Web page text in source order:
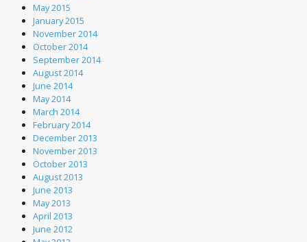
May 2015
January 2015
November 2014
October 2014
September 2014
August 2014
June 2014
May 2014
March 2014
February 2014
December 2013
November 2013
October 2013
August 2013
June 2013
May 2013
April 2013
June 2012